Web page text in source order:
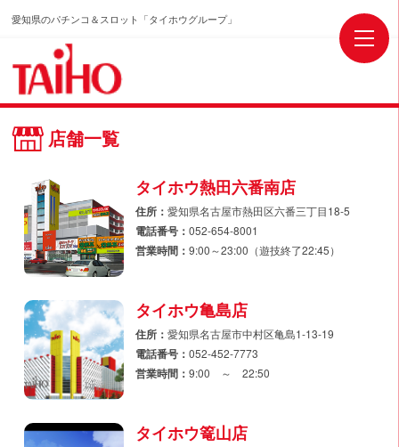
愛知県のパチンコ＆スロット「タイホウグループ」
店舗一覧
タイホウ熱田六番南店
住所：愛知県名古屋市熱田区六番三丁目18-5
電話番号：052-654-8001
営業時間：9:00～23:00（遊技終了22:45）
タイホウ亀島店
住所：愛知県名古屋市中村区亀島1-13-19
電話番号：052-452-7773
営業時間：9:00 ～ 22:50
タイホウ篭山店